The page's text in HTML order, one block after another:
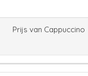
Prijs van Cappuccino